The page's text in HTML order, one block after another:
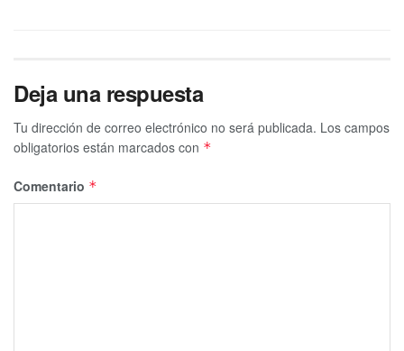
Deja una respuesta
Tu dirección de correo electrónico no será publicada. Los campos
obligatorios están marcados con *
Comentario *